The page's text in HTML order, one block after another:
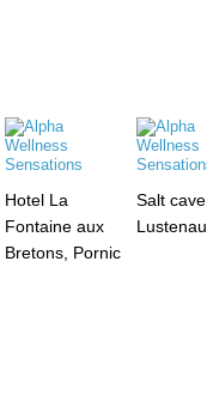
Hotel La
Fontaine aux
Bretons, Pornic
Salt cave,
Lustenau